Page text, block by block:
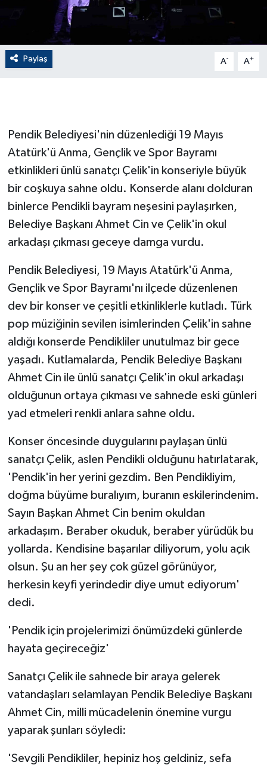
Paylaş A- A+
Pendik Belediyesi'nin düzenlediği 19 Mayıs
Atatürk'ü Anma, Gençlik ve Spor Bayramı
etkinlikleri ünlü sanatçı Çelik'in konseriyle büyük
bir coşkuya sahne oldu. Konserde alanı dolduran
binlerce Pendikli bayram neşesini paylaşırken,
Belediye Başkanı Ahmet Cin ve Çelik'in okul
arkadaşı çıkması geceye damga vurdu.
Pendik Belediyesi, 19 Mayıs Atatürk'ü Anma,
Gençlik ve Spor Bayramı'nı ilçede düzenlenen
dev bir konser ve çeşitli etkinliklerle kutladı. Türk
pop müziğinin sevilen isimlerinden Çelik'in sahne
aldığı konserde Pendikliler unutulmaz bir gece
yaşadı. Kutlamalarda, Pendik Belediye Başkanı
Ahmet Cin ile ünlü sanatçı Çelik'in okul arkadaşı
olduğunun ortaya çıkması ve sahnede eski günleri
yad etmeleri renkli anlara sahne oldu.
Konser öncesinde duygularını paylaşan ünlü
sanatçı Çelik, aslen Pendikli olduğunu hatırlatarak,
'Pendik'in her yerini gezdim. Ben Pendikliyim,
doğma büyüme buralıyım, buranın eskilerindenim.
Sayın Başkan Ahmet Cin benim okuldan
arkadaşım. Beraber okuduk, beraber yürüdük bu
yollarda. Kendisine başarılar diliyorum, yolu açık
olsun. Şu an her şey çok güzel görünüyor,
herkesin keyfi yerindedir diye umut ediyorum'
dedi.
'Pendik için projelerimizi önümüzdeki günlerde
hayata geçireceğiz'
Sanatçı Çelik ile sahnede bir araya gelerek
vatandaşları selamlayan Pendik Belediye Başkanı
Ahmet Cin, milli mücadelenin önemine vurgu
yaparak şunları söyledi:
'Sevgili Pendikliler, hepiniz hoş geldiniz, sefa
Flaş Haber
Gayrimenkul
Güvenlik
HABERDE İNSAN
İNSAN
İş Dünyası
Jandarma
KÜLTÜR SANAT
MAGAZİN
Otomobil
POLİTİKA
SİYASET
SPOR HABERLERİ
TEKNOLOJİ
Turizm
ÜLKE GÜNDEMİ
YAŞAM
Yerel Haberler